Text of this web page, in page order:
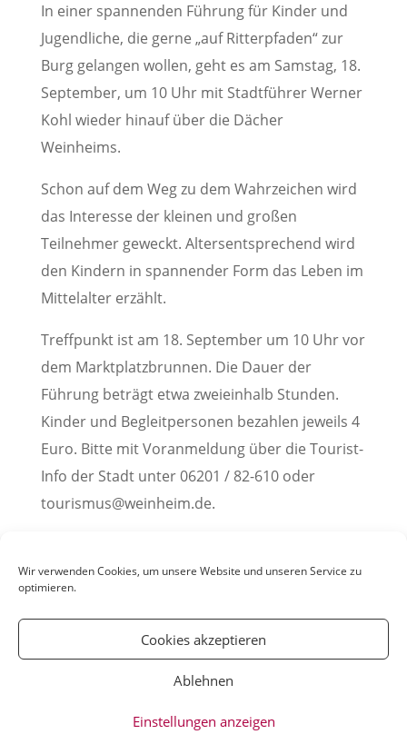
Wir verwenden Cookies, um unsere Website und unseren Service zu
optimieren.
Cookies akzeptieren
Ablehnen
Einstellungen anzeigen
In einer spannenden Führung für Kinder und
Jugendliche, die gerne „auf Ritterpfaden“ zur
Burg gelangen wollen, geht es am Samstag, 18.
September, um 10 Uhr mit Stadtführer Werner
Kohl wieder hinauf über die Dächer
Weinheims.
Schon auf dem Weg zu dem Wahrzeichen wird
das Interesse der kleinen und großen
Teilnehmer geweckt. Altersentsprechend wird
den Kindern in spannender Form das Leben im
Mittelalter erzählt.
Treffpunkt ist am 18. September um 10 Uhr vor
dem Marktplatzbrunnen. Die Dauer der
Führung beträgt etwa zweieinhalb Stunden.
Kinder und Begleitpersonen bezahlen jeweils 4
Euro. Bitte mit Voranmeldung über die Tourist-
Info der Stadt unter 06201 / 82-610 oder
tourismus@weinheim.de.
September 2021
Weinheimer Jugendmedien gUG //